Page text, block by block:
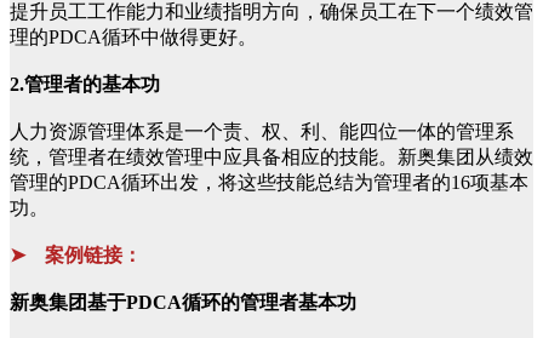
提升员工工作能力和业绩指明方向，确保员工在下一个绩效管
理的PDCA循环中做得更好。
2.管理者的基本功
人力资源管理体系是一个责、权、利、能四位一体的管理系
统，管理者在绩效管理中应具备相应的技能。新奥集团从绩效
管理的PDCA循环出发，将这些技能总结为管理者的16项基本
功。
➤ 案例链接：
新奥集团基于PDCA循环的管理者基本功